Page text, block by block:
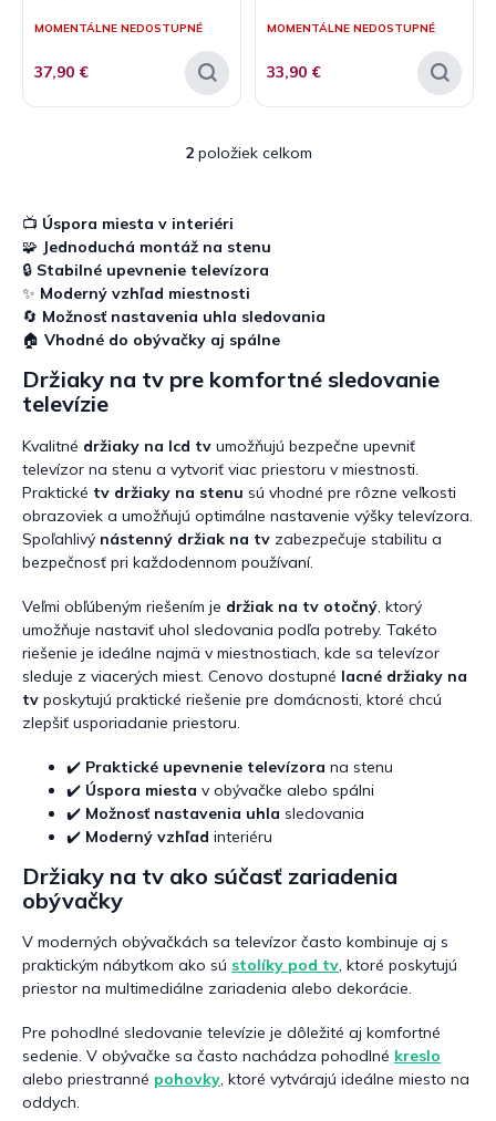
t
v
MOMENTÁLNE NEDOSTUPNÉ
37,90 €
MOMENTÁLNE NEDOSTUPNÉ
33,90 €
O
d
a
c
i
e
p
r
v
y
v
ý
p
i
s
u
2položiek celkom
📺 Úspora miesta v interiéri
🧩 Jednoduchá montáž na stenu
🔒 Stabilné upevnenie televízora
✨ Moderný vzhľad miestnosti
🔄 Možnosť nastavenia uhla sledovania
🏠 Vhodné do obývačky aj spálne
Držiaky na tv pre komfortné sledovanie
televízie
Kvalitné držiaky na lcd tv umožňujú bezpečne upevniť
televízor na stenu a vytvoriť viac priestoru v miestnosti.
Praktické tv držiaky na stenu sú vhodné pre rôzne veľkosti
obrazoviek a umožňujú optimálne nastavenie výšky televízora.
Spoľahlivý nástenný držiak na tv zabezpečuje stabilitu a
bezpečnosť pri každodennom používaní.
Veľmi obľúbeným riešením je držiak na tv otočný, ktorý
umožňuje nastaviť uhol sledovania podľa potreby. Takéto
riešenie je ideálne najmä v miestnostiach, kde sa televízor
sleduje z viacerých miest. Cenovo dostupné lacné držiaky na
tv poskytujú praktické riešenie pre domácnosti, ktoré chcú
zlepšiť usporiadanie priestoru.
✔️ Praktické upevnenie televízora na stenu
✔️ Úspora miesta v obývačke alebo spálni
✔️ Možnosť nastavenia uhla sledovania
✔️ Moderný vzhľad interiéru
Držiaky na tv ako súčasť zariadenia
obývačky
V moderných obývačkách sa televízor často kombinuje aj s
praktickým nábytkom ako sú stolíky pod tv, ktoré poskytujú
priestor na multimediálne zariadenia alebo dekorácie.
Pre pohodlné sledovanie televízie je dôležité aj komfortné
sedenie. V obývačke sa často nachádza pohodlné kreslo
alebo priestranné pohovky, ktoré vytvárajú ideálne miesto na
oddych.